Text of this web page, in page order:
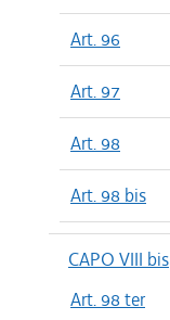
Art. 96
Art. 97
Art. 98
Art. 98 bis
CAPO VIII bis
Art. 98 ter